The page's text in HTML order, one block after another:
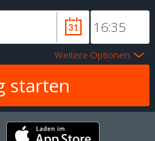
Weitere Optionen